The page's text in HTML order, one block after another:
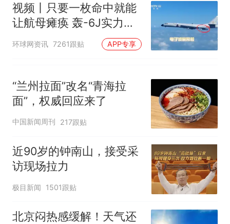
视频丨只要一枚命中就能
让航母瘫痪 轰-6J实力有
多强？
环球网资讯 7261跟贴 APP专享
“兰州拉面”改名“青海拉
面”，权威回应来了
中国新闻周刊 217跟贴
近90岁的钟南山，接受采
访现场拉力
极目新闻 1501跟贴
北京闷热感缓解！天气还